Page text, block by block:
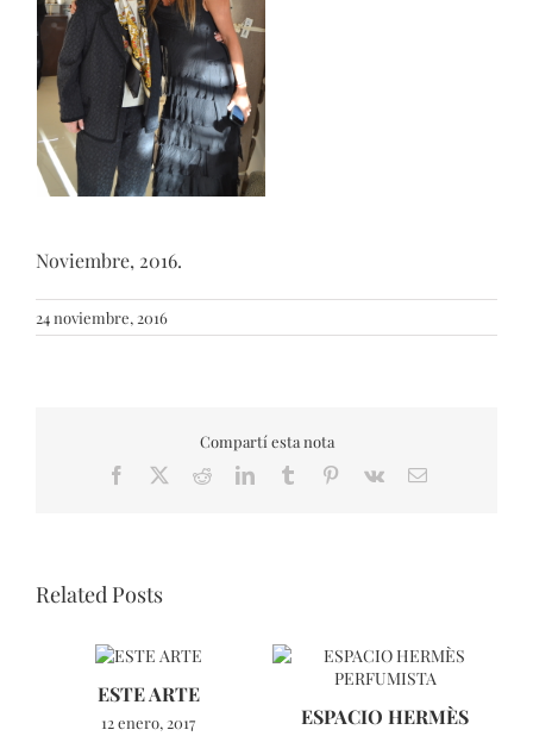
Noviembre, 2016.
24 noviembre, 2016
Compartí esta nota
Facebook RedditLinkedInTumblr Pinterest
Vk Email
Related Posts
ESTE ARTE
12 enero, 2017
ESPACIO HERMÈS